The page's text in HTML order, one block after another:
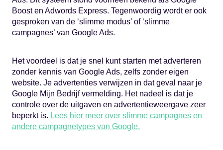
Boost en Adwords Express. Tegenwoordig wordt er ook
gesproken van de ‘slimme modus’ of ‘slimme
campagnes’ van Google Ads.
Het voordeel is dat je snel kunt starten met adverteren
zonder kennis van Google Ads, zelfs zonder eigen
website. Je advertenties verwijzen in dat geval naar je
Google Mijn Bedrijf vermelding. Het nadeel is dat je
controle over de uitgaven en advertentieweergave zeer
beperkt is. Lees hier meer over slimme campagnes en
andere campagnetypes van Google.